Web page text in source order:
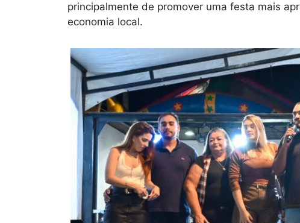
principalmente de promover uma festa mais
economia local.